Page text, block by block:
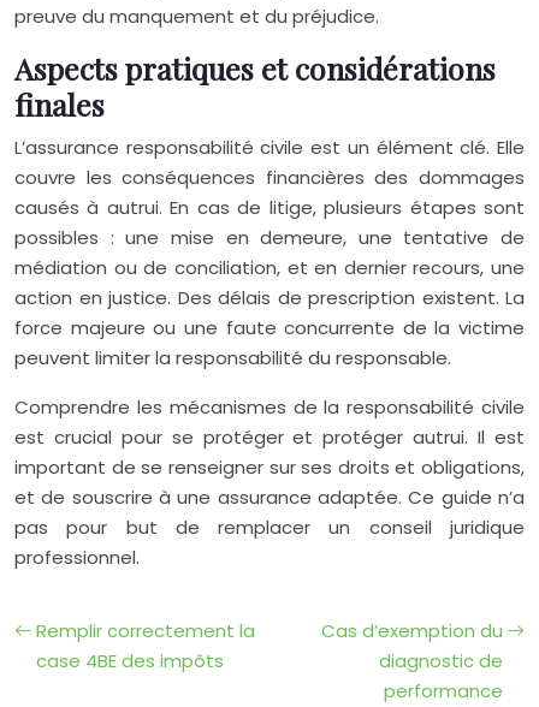
preuve du manquement et du préjudice.
Aspects pratiques et considérations
finales
L’assurance responsabilité civile est un élément clé. Elle
couvre les conséquences financières des dommages
causés à autrui. En cas de litige, plusieurs étapes sont
possibles : une mise en demeure, une tentative de
médiation ou de conciliation, et en dernier recours, une
action en justice. Des délais de prescription existent. La
force majeure ou une faute concurrente de la victime
peuvent limiter la responsabilité du responsable.
Comprendre les mécanismes de la responsabilité civile
est crucial pour se protéger et protéger autrui. Il est
important de se renseigner sur ses droits et obligations,
et de souscrire à une assurance adaptée. Ce guide n’a
pas pour but de remplacer un conseil juridique
professionnel.
Remplir correctement la
case 4BE des impôts
Cas d’exemption du
diagnostic de
performance